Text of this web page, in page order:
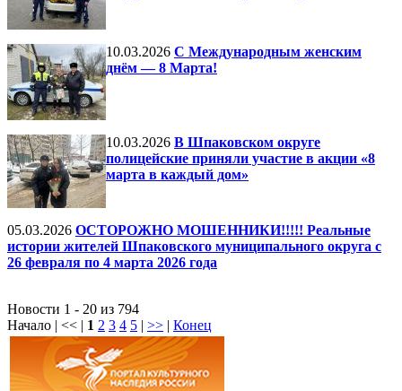
10.03.2026 С Международным женским
днём — 8 Марта!
10.03.2026 В Шпаковском округе
полицейские приняли участие в акции «8
марта в каждый дом»
05.03.2026 ОСТОРОЖНО МОШЕННИКИ!!!!! Реальные
истории жителей Шпаковского муниципального округа с
26 февраля по 4 марта 2026 года
Новости 1 - 20 из 794
Начало | << | 1 2 3 4 5 | >> | Конец